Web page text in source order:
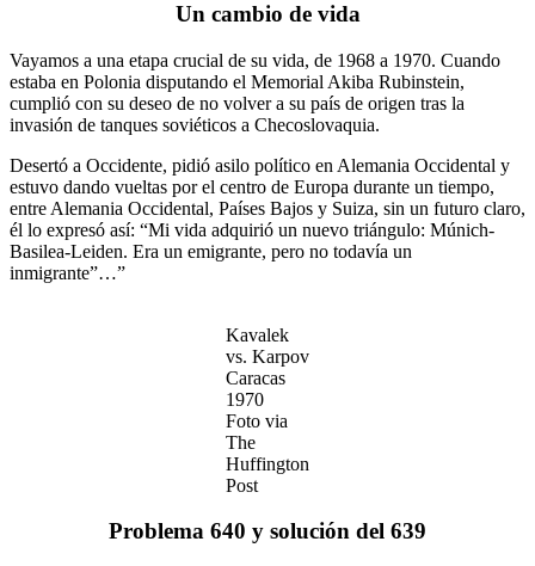
Un cambio de vida
Vayamos a una etapa crucial de su vida, de 1968 a 1970. Cuando
estaba en Polonia disputando el Memorial Akiba Rubinstein,
cumplió con su deseo de no volver a su país de origen tras la
invasión de tanques soviéticos a Checoslovaquia.
Desertó a Occidente, pidió asilo político en Alemania Occidental y
estuvo dando vueltas por el centro de Europa durante un tiempo,
entre Alemania Occidental, Países Bajos y Suiza, sin un futuro claro,
él lo expresó así: “Mi vida adquirió un nuevo triángulo: Múnich-
Basilea-Leiden. Era un emigrante, pero no todavía un
inmigrante”…”
Kavalek
vs. Karpov
Caracas
1970
Foto via
The
Huffington
Post
Problema 640 y solución del 639